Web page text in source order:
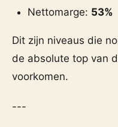
Nettomarge: 53%
Dit zijn niveaus die
de absolute top van
voorkomen.
---